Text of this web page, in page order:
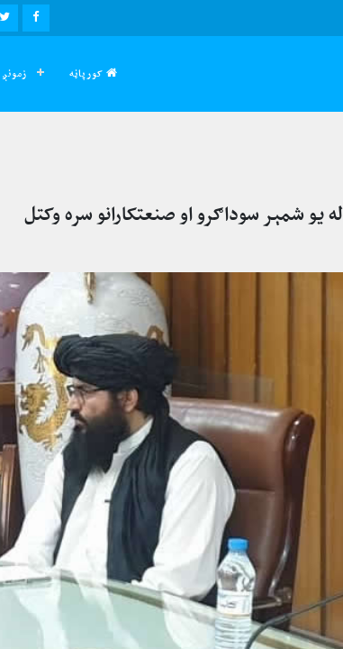
کورپاڼه
یو شمېر سوداګرو او صنعتکارانو سره وکتل